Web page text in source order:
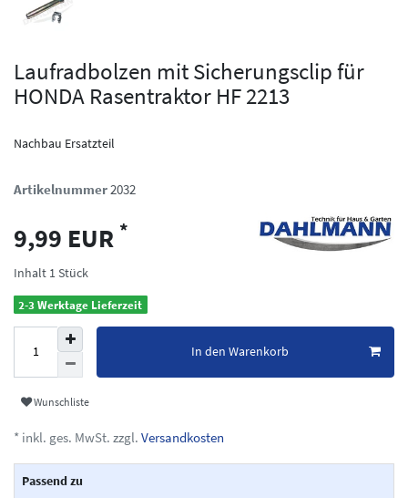
Laufradbolzen mit Sicherungsclip für
HONDA Rasentraktor HF 2213
Nachbau Ersatzteil
Artikelnummer2032
9,99 EUR *
Inhalt 1 Stück
2-3 Werktage Lieferzeit
In den Warenkorb
Wunschliste
* inkl. ges. MwSt. zzgl. Versandkosten
Passend zu